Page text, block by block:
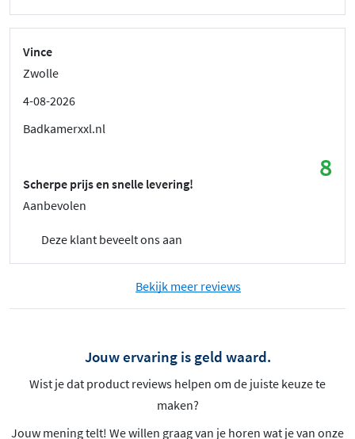
Vince
Zwolle
4-08-2026
Badkamerxxl.nl
8
Scherpe prijs en snelle levering!
Aanbevolen
Deze klant beveelt ons aan
Bekijk meer reviews
Jouw ervaring is geld waard.
Wist je dat product reviews helpen om de juiste keuze te
maken?
Jouw mening telt! We willen graag van je horen wat je van onze